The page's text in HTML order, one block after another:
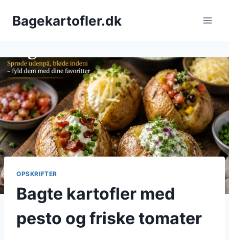
Bagekartofler.dk
OPSKRIFTER
Bagte kartofler med
pesto og friske tomater